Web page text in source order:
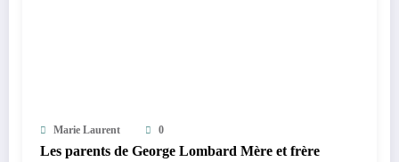
Marie Laurent 0
Les parents de George Lombard Mère et frère